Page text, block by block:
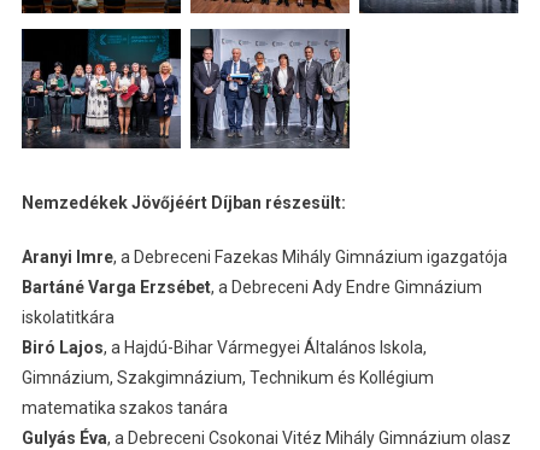
Nemzedékek Jövőjéért Díjban részesült:
Aranyi Imre, a Debreceni Fazekas Mihály Gimnázium igazgatója
Bartáné Varga Erzsébet, a Debreceni Ady Endre Gimnázium
iskolatitkára
Biró Lajos, a Hajdú-Bihar Vármegyei Általános Iskola,
Gimnázium, Szakgimnázium, Technikum és Kollégium
matematika szakos tanára
Gulyás Éva, a Debreceni Csokonai Vitéz Mihály Gimnázium olasz